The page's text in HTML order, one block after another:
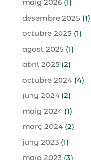
maig 2026(1)
desembre 2025 (1)
octubre 2025 (1)
agost 2025 (1)
abril 2025 (2)
octubre 2024(4)
juny 2024(2)
maig 2024(1)
març 2024(2)
juny 2023 (1)
maig 2023 (3)